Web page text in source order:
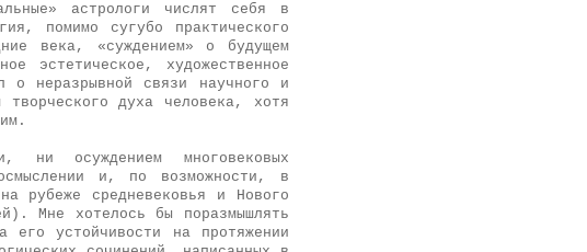
астрологи числят себя в
помимо сугубо практического
века, «суждением» о будущем
эстетическое, художественное
неразрывной связи научного и
творческого духа человека, хотя
ни осуждением многовековых
и, по возможности, в
рубеже средневековья и Нового
Мне хотелось бы поразмышлять
устойчивости на протяжении